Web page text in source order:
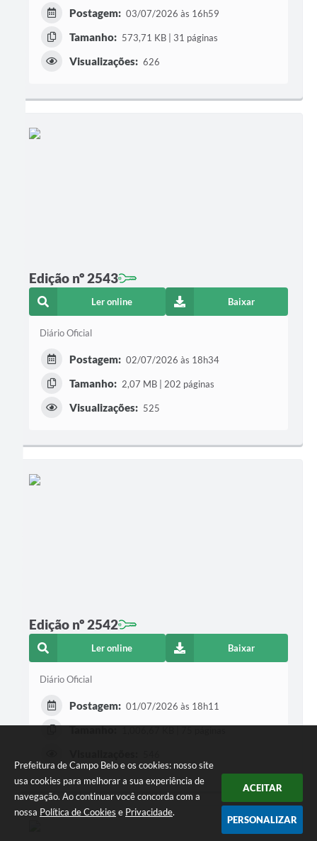
Prefeitura de Campo Belo e os cookies: nosso site
usa cookies para melhorar a sua experiência de
navegação. Ao continuar você concorda com a
nossa Política de Cookies e Privacidade.
ACEITAR
PERSONALIZAR
Postagem: 03/07/2026 às 16h59
Tamanho: 573,71 KB | 31 páginas
Visualizações: 626
Edição nº 2543
Ler online Baixar
Diário Oficial
Postagem: 02/07/2026 às 18h34
Tamanho: 2,07 MB | 202 páginas
Visualizações: 525
Edição nº 2542
Ler online Baixar
Diário Oficial
Postagem: 01/07/2026 às 18h11
Tamanho: